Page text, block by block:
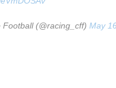
(@racing_cff) May